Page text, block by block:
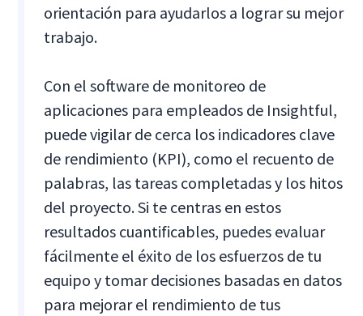
orientación para ayudarlos a lograr su mejor
trabajo.
Con el software de monitoreo de
aplicaciones para empleados de Insightful,
puede vigilar de cerca los indicadores clave
de rendimiento (KPI), como el recuento de
palabras, las tareas completadas y los hitos
del proyecto. Si te centras en estos
resultados cuantificables, puedes evaluar
fácilmente el éxito de los esfuerzos de tu
equipo y tomar decisiones basadas en datos
para mejorar el rendimiento de tus